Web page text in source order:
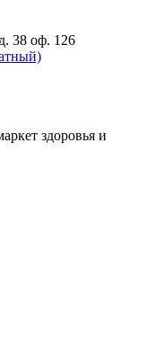
38 оф. 126
здоровья и